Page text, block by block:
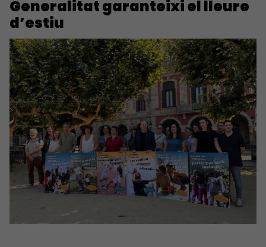
Generalitat garanteixi el lleure
d’estiu